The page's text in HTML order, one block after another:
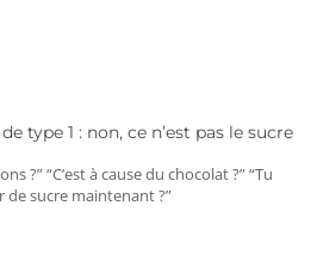
type 1 : non, ce n’est pas le sucre
?” “C’est à cause du chocolat ?” “Tu
de sucre maintenant ?”